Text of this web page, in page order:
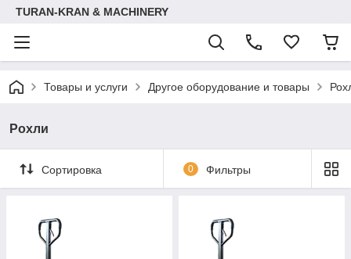
TURAN-KRAN & MACHINERY
Товары и услуги Другое оборудование и товары
Рохли
Сортировка 0 Фильтры